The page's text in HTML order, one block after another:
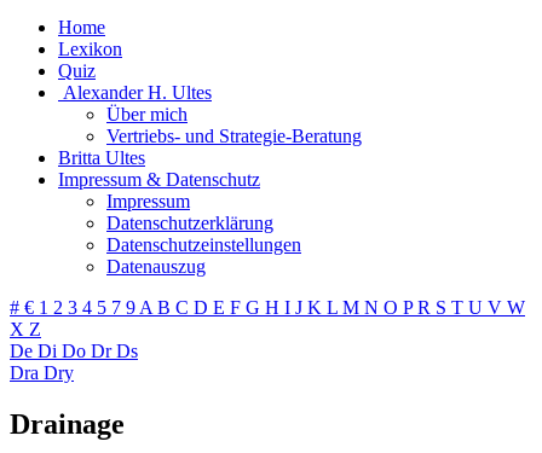
Home
Lexikon
Quiz
Alexander H. Ultes
Über mich
Vertriebs- und Strategie-Beratung
Britta Ultes
Impressum & Datenschutz
Impressum
Datenschutzerklärung
Datenschutzeinstellungen
Datenauszug
# € 1 2 3 4 5 7 9 A B C D E F G H I J K L M N O PR S T U V W
X Z
De Di Do DrDs
Dra Dry
Drainage